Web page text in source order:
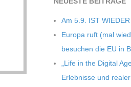
Am 5.9. IST
Europa ruft (mal
besu­chen die EU in
„Life in the Digi­tal
Erleb­nisse und